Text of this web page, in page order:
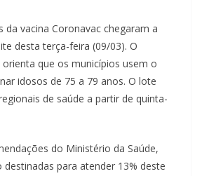
da vacina Coronavac chegaram a
desta terça-feira (09/03). O
que os municípios usem o
idosos de 75 a 79 anos. O lote
de saúde a partir de quinta-
do Ministério da Saúde,
destinadas para atender 13% deste